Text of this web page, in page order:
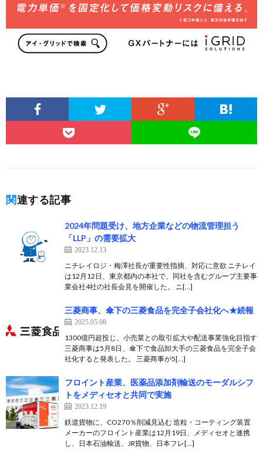
関連する記事
2024年問題受け、地方企業などの物流管理担う
「LLP」の需要拡大
2023.12.13
ニチレイロジ・梅澤社長が重要性指摘、対応に意欲 ニチレイ
は12月12日、東京都内の本社で、同社を含むグループ主要事
業会社4社の社長会見を開催した。 ニ[…]
三菱商事、傘下の三菱食品を完全子会社化へ★続報
2025.05.08
1300億円超投じ、小売業との取引拡大や配送事業強化目指す
三菱商事は5月8日、傘下で食品卸大手の三菱食品を完全子会
社化すると発表した。 三菱商事が5[…]
フロイント産業、医薬品添加剤輸送のモーダルシフ
トをメディセオと共同で実施
2023.12.19
鉄道貨物に、CO270％削減見込む 造粒・コーティング装置
メーカーのフロイント産業は12月19日、メディセオと連携
し、日本石油輸送、JR貨物、日本フレ[…]